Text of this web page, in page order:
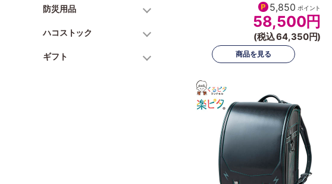
防災用品
ハコストック
ギフト
5,850 ポイント
58,500円
(税込 64,350円)